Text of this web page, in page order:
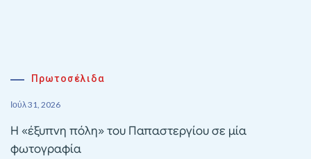
Πρωτοσέλιδα
Ιούλ 31, 2026
Η «έξυπνη πόλη» του Παπαστεργίου σε μία
φωτογραφία